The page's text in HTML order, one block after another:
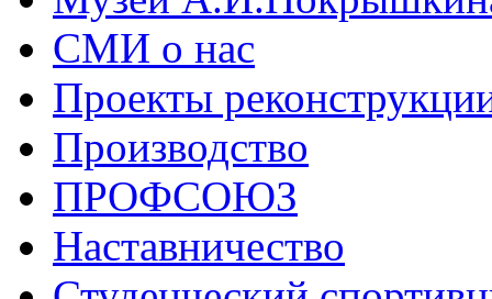
СМИ о нас
Проекты
Производство
ПРОФСОЮЗ
Наставничество